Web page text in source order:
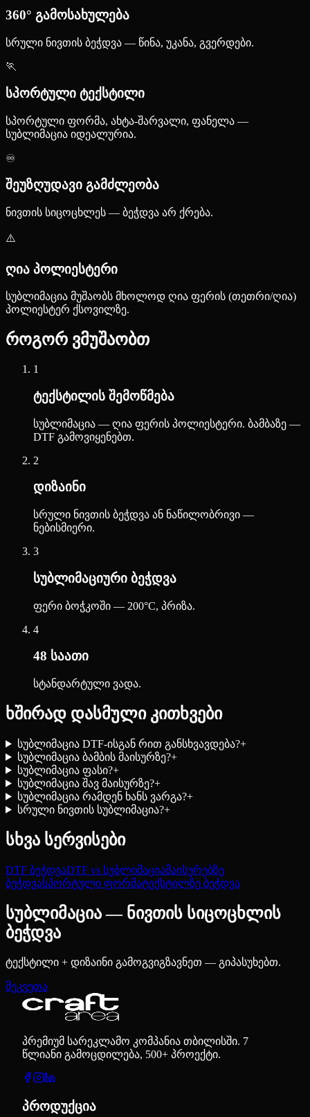
360° გამოსახულება
სრული ნივთის ბეჭდვა — წინა, უკანა, გვერდები.
🏃
სპორტული ტექსტილი
სპორტული ფორმა, ახტა-შარვალი, ფანელა —
სუბლიმაცია იდეალურია.
♾️
შეუზღუდავი გამძლეობა
ნივთის სიცოცხლეს — ბეჭდვა არ ქრება.
⚠️
ღია პოლიესტერი
სუბლიმაცია მუშაობს მხოლოდ ღია ფერის (თეთრი/ღია)
პოლიესტერ ქსოვილზე.
როგორ ვმუშაობთ
1
ტექსტილის შემოწმება
სუბლიმაცია — ღია ფერის პოლიესტერი. ბამბაზე —
DTF გამოვიყენებთ.
2
დიზაინი
სრული ნივთის ბეჭდვა ან ნაწილობრივი —
ნებისმიერი.
3
სუბლიმაციური ბეჭდვა
ფერი ბოჭკოში — 200°C, პრიზა.
4
48 საათი
სტანდარტული ვადა.
ხშირად დასმული კითხვები
სუბლიმაცია DTF-ისგან რით განსხვავდება?+
სუბლიმაცია ბამბის მაისურზე?+
სუბლიმაცია ფასი?+
სუბლიმაცია შავ მაისურზე?+
სუბლიმაცია რამდენ ხანს ვარგა?+
სრული ნივთის სუბლიმაცია?+
სხვა სერვისები
DTF ბეჭდვაDTF vs სუბლიმაციამაისურებზე
ბეჭდვასპორტული ფორმატექსტილზე ბეჭდვა
სუბლიმაცია — ნივთის სიცოცხლის
ბეჭდვა
ტექსტილი + დიზაინი გამოგვიგზავნეთ — გიპასუხებთ.
შეკვეთა
პრემიუმ სარეკლამო კომპანია თბილისში. 7
წლიანი გამოცდილება, 500+ პროექტი.
პროდუქცია